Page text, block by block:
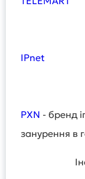
IPnet
PXN - бренд
занурення в